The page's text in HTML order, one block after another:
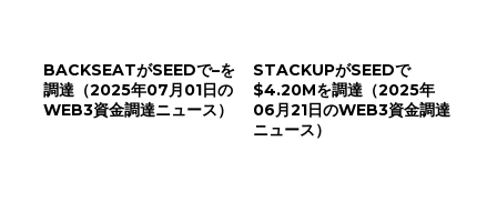
BACKSEATがSEEDで–を
調達（2025年07月01日の
WEB3資金調達ニュース）
STACKUPがSEEDで
$4.20Mを調達（2025年
06月21日のWEB3資金調達
ニュース）